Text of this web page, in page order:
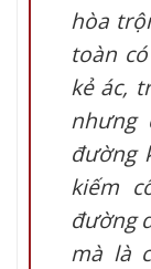
hòa
toàn
kẻ ác,
nhưng
đường
kiếm
đường
mà là